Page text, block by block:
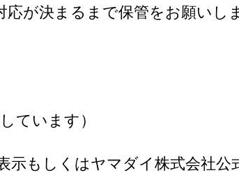
が決まるまで保管をお願いし
ています）
もしくはヤマダイ株式会社公